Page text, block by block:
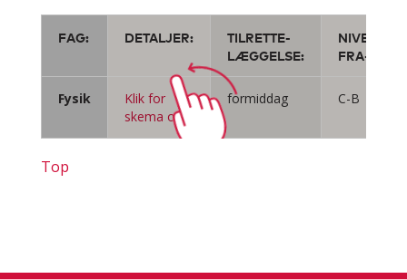
FAG: DETALJER:
TILRETTE-
LÆGGELSE:
NIVEAU
FRA-TIL:
Fysik
Klik for
skema o.a.
formiddag C-B
Top